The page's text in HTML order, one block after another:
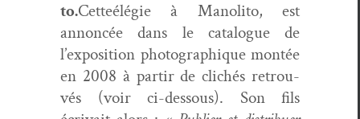
to.Cetteélégie à Mano­li­to, est
annon­cée dans le cat­a­logue de
l’exposition pho­tographique mon­tée
en 2008 à par­tir de clichés retrou­
vés (voir ci-dessous). Son fils